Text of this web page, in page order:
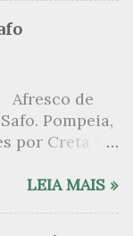
por revelar
o lado
de livros
se
o
até o presente
quase
embora
Afresco de
Pompeia,
por Creta 1
e do
LEIA MAIS »